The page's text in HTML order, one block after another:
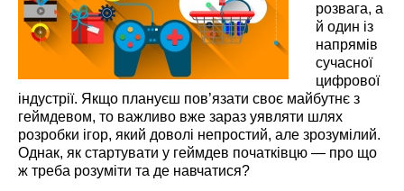
розвага, а
й один із
напрямів
сучасної
цифрової
індустрії. Якщо плануєш пов’язати своє майбутнє з
геймдевом, то важливо вже зараз уявляти шлях
розробки ігор, який доволі непростий, але зрозумілий.
Однак, як стартувати у геймдев початківцю — про що
ж треба розуміти та де навчатися?